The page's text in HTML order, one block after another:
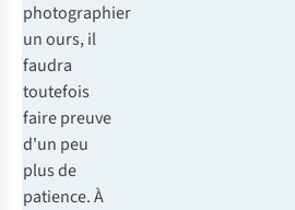
photographier
un ours, il
faudra
toutefois
faire preuve
d'un peu
plus de
patience. À